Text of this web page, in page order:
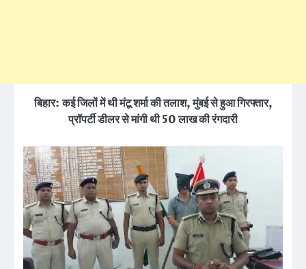
बिहार: कई जिलों में थी मंटू शर्मा की तलाश, मुंबई से हुआ गिरफ्तार,
प्रॉपर्टी डीलर से मांगी थी 50 लाख की रंगदारी